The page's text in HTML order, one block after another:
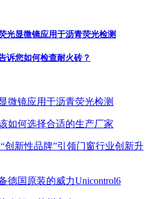
光显微镜应用于沥青荧光检测
诉您如何检查耐火砖？
微镜应用于沥青荧光检测
如何选择合适的生产厂家
创新性品牌”引领门窗行业创新升
德国原装的威力Unicontrol6